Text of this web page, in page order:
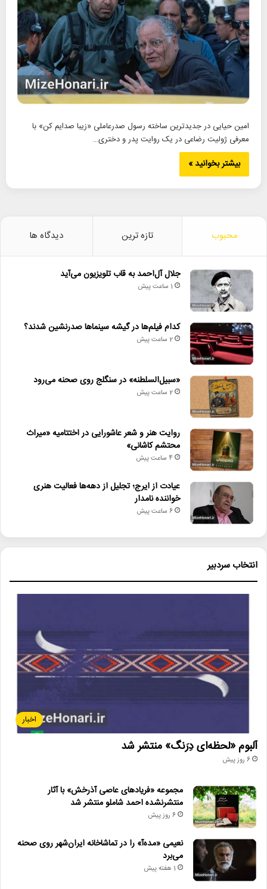
امین حیایی در جدیدترین ساخته رسول صدرعاملی «زیبا صدایم کن» با
معرفی ژولیت رضاعی در یک روایت پدر و دختری…
بیشتر بخوانید »
محبوب تازه ترین دیدگاه ها
جلال آل‌احمد به قاب تلویزیون می‌آید
1 ساعت پیش
کدام فیلم‌ها در گیشه سینماها صدرنشین شدند؟
2 ساعت پیش
«سبیل‌السلطنه» در سنگلج روی صحنه می‌رود
2 ساعت پیش
روایت هنر و شعر عاشورایی در اختتامیه «میراث
محتشم کاشانی»
4 ساعت پیش
عیادت از ایرج؛ تجلیل از دهه‌ها فعالیت هنری
خواننده نامدار
6 ساعت پیش
انتخاب سردبیر
اخبار
آلبوم «لحظه‌ای دِرَنگ» منتشر شد
6 روز پیش
مجموعه «فریادهای عاصی آذرخش» با آثار
منتشرنشده احمد شاملو منتشر شد
6 روز پیش
نعیمی «مده‌آ» را در تماشاخانه ایران‌شهر روی صحنه
می‌برد
1 هفته پیش